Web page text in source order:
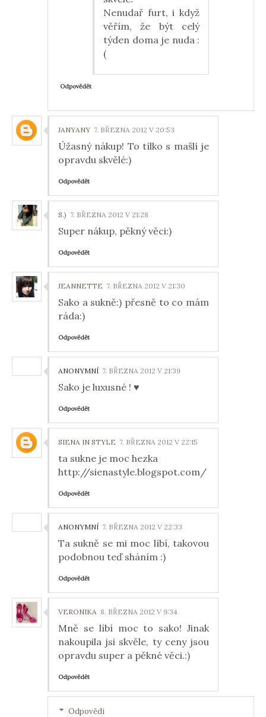
Nenudař furt, i když
věřím, že být celý
týden doma je nuda :
(
Odpovědět
JANYANY 7. BŘEZNA 2012 V 20:53
Úžasný nákup! To tílko s mašlí je
opravdu skvělé:)
Odpovědět
S.) 7. BŘEZNA 2012 V 21:28
Super nákup, pěkný věci:)
Odpovědět
JEANNETTE 7. BŘEZNA 2012 V 21:30
Sako a sukně:) přesně to co mám
ráda:)
Odpovědět
ANONYMNÍ 7. BŘEZNA 2012 V 21:39
Sako je luxusné ! ♥
Odpovědět
SIENA IN STYLE 7. BŘEZNA 2012 V 22:15
ta sukne je moc hezka
http://sienastyle.blogspot.com/
Odpovědět
ANONYMNÍ 7. BŘEZNA 2012 V 22:33
Ta sukně se mi moc líbí, takovou
podobnou teď sháním :)
Odpovědět
VERONIKA 8. BŘEZNA 2012 V 9:34
Mně se líbí moc to sako! Jinak
nakoupila jsi skvěle, ty ceny jsou
opravdu super a pěkné věci.:)
Odpovědět
Odpovědi